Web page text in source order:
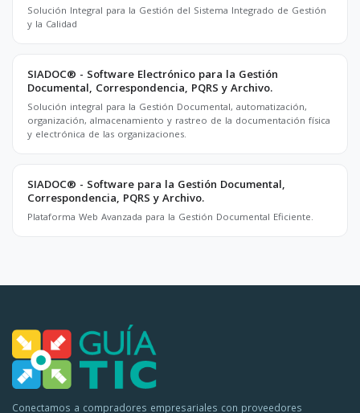
Solución Integral para la Gestión del Sistema Integrado de Gestión
y la Calidad
SIADOC® - Software Electrónico para la Gestión
Documental, Correspondencia, PQRS y Archivo.
Solución integral para la Gestión Documental, automatización,
organización, almacenamiento y rastreo de la documentación física
y electrónica de las organizaciones.
SIADOC® - Software para la Gestión Documental,
Correspondencia, PQRS y Archivo.
Plataforma Web Avanzada para la Gestión Documental Eficiente.
Conectamos a compradores empresariales con proveedores